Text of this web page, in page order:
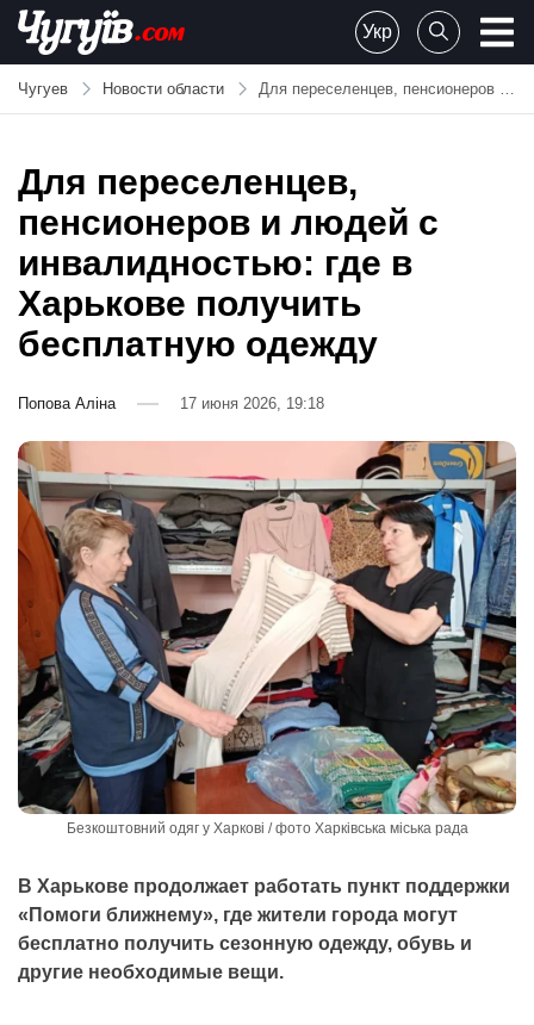
Skip
content
Chuguiv
Укр
Чугуев Новости области Для переселенцев, пенсионеров и людей с инвалидностью: где в Харькове получить бесплатную одежду
Для переселенцев,
пенсионеров и людей с
инвалидностью: где в
Харькове получить
бесплатную одежду
Попова Аліна 17 июня 2026, 19:18
Безкоштовний одяг у Харкові / фото Харківська міська рада
В Харькове продолжает работать пункт поддержки
«Помоги ближнему», где жители города могут
бесплатно получить сезонную одежду, обувь и
другие необходимые вещи.